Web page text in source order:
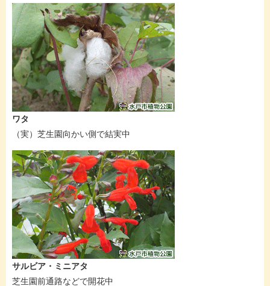
ワタ
（実）芝生園向かい側で結実中
サルビア・ミニアタ
芝生園前通路などで開花中